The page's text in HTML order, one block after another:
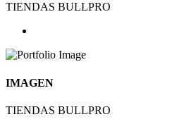
TIENDAS BULLPRO
IMAGEN
TIENDAS BULLPRO